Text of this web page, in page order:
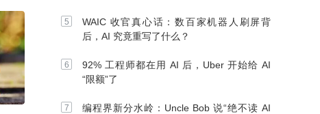
WAIC 收官真心话：数百家机器人刷屏背
后，AI 究竟重写了什么？
92% 工程师都在用 AI 后，Uber 开始给 AI
“限额”了
编程界新分水岭：Uncle Bob 说“绝不读 AI